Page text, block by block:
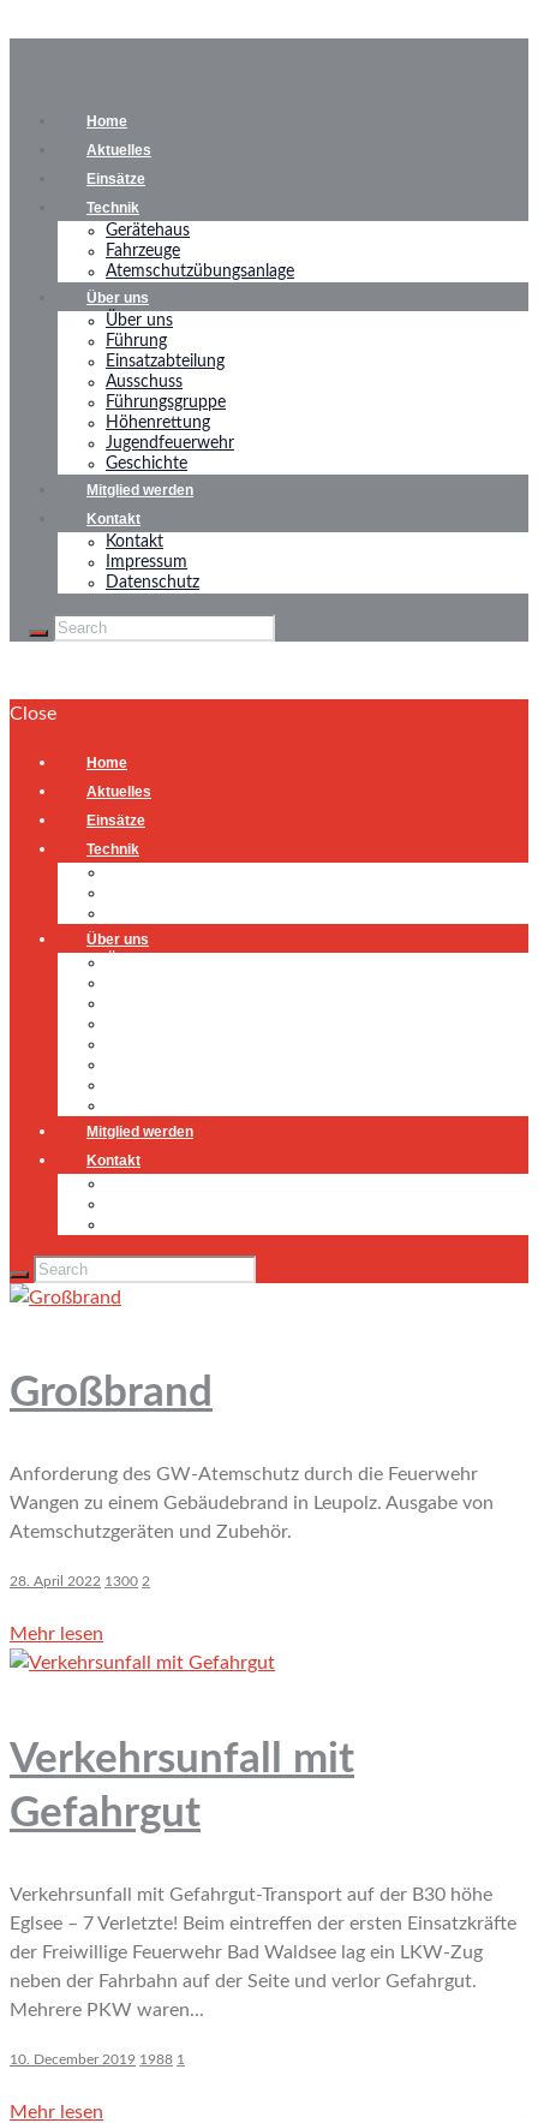
Home
Aktuelles
Einsätze
Technik
Gerätehaus
Fahrzeuge
Atemschutzübungsanlage
Über uns
Über uns
Führung
Einsatzabteilung
Ausschuss
Führungsgruppe
Höhenrettung
Jugendfeuerwehr
Geschichte
Mitglied werden
Kontakt
Kontakt
Impressum
Datenschutz
Close
Home
Aktuelles
Einsätze
Technik
Über uns
Mitglied werden
Kontakt
Großbrand
Anforderung des GW-Atemschutz durch die Feuerwehr
Wangen zu einem Gebäudebrand in Leupolz. Ausgabe von
Atemschutzgeräten und Zubehör.
28. April 2022 1300 2
Mehr lesen
Verkehrsunfall mit
Gefahrgut
Verkehrsunfall mit Gefahrgut-Transport auf der B30 höhe
Eglsee – 7 Verletzte! Beim eintreffen der ersten Einsatzkräfte
der Freiwillige Feuerwehr Bad Waldsee lag ein LKW-Zug
neben der Fahrbahn auf der Seite und verlor Gefahrgut.
Mehrere PKW waren...
10. December 2019 1988 1
Mehr lesen